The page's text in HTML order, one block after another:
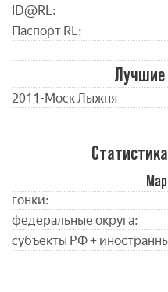
ID@RL:
Паспорт RL:
2011-Моск Лыжня
гонки:
федеральные округа:
субъекты РФ +